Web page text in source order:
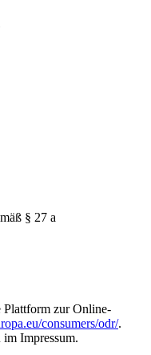
§ 27 a
Plattform zur Online-
consumers/odr/.
Impressum.